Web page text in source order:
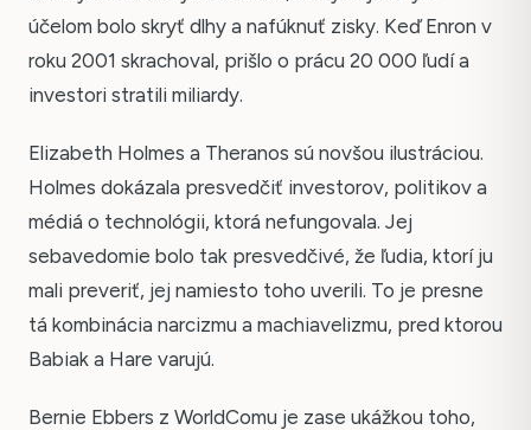
účelom bolo skryť dlhy a nafúknuť zisky. Keď Enron v
roku 2001 skrachoval, prišlo o prácu 20 000 ľudí a
investori stratili miliardy.
Elizabeth Holmes a Theranos sú novšou ilustráciou.
Holmes dokázala presvedčiť investorov, politikov a
médiá o technológii, ktorá nefungovala. Jej
sebavedomie bolo tak presvedčivé, že ľudia, ktorí ju
mali preveriť, jej namiesto toho uverili. To je presne
tá kombinácia narcizmu a machiavelizmu, pred ktorou
Babiak a Hare varujú.
Bernie Ebbers z WorldComu je zase ukážkou toho,